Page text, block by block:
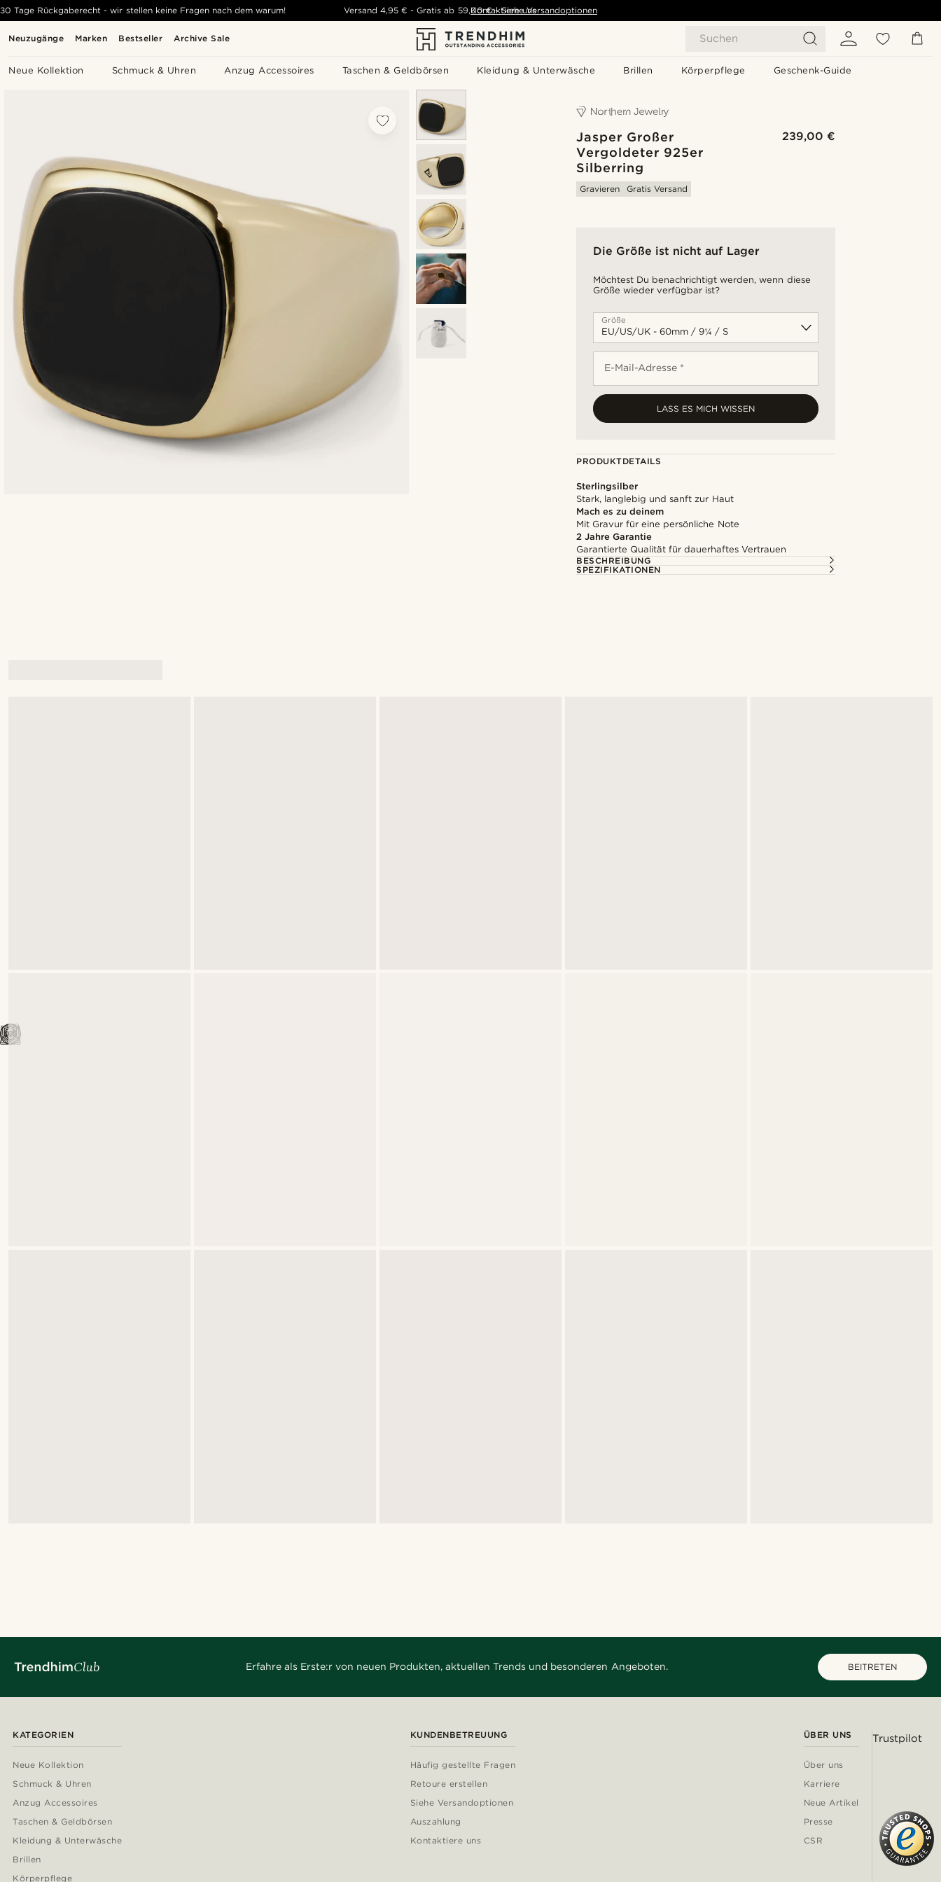
Neuzugänge Marken Bestseller Archive Sale Suchen
Neue Kollektion Schmuck & Uhren Anzug Accessoires Taschen & Geldbörsen Kleidung & Unterwäsche Brillen Körperpflege Geschenk-Guide
30 Tage Rückgaberecht - wir stellen keine Fragen nach dem warum! Versand 4,95 € -Gratis ab 59,00 € - Siehe Versandoptionen
Kontaktiere uns
Jasper Großer
Vergoldeter 925er
Silberring
239,00 €
Gravieren Gratis Versand
Die Größe ist nicht auf Lager
Möchtest Du benachrichtigt werden, wenn diese
Größe wieder verfügbar ist?
Größe
E-Mail-Adresse *
LASS ES MICH WISSEN
PRODUKTDETAILS
Sterlingsilber
Stark, langlebig und sanft zur Haut
Mach es zu deinem
Mit Gravur für eine persönliche Note
2 Jahre Garantie
Garantierte Qualität für dauerhaftes Vertrauen
BESCHREIBUNG
SPEZIFIKATIONEN
Erfahre als Erste:r von neuen Produkten, aktuellen Trends und besonderen Angeboten. BEITRETEN
KATEGORIEN
Neue Kollektion
Schmuck & Uhren
Anzug Accessoires
Taschen & Geldbörsen
Kleidung & Unterwäsche
Brillen
Körperpflege
KUNDENBETREUUNG
Häufig gestellte Fragen
Retoure erstellen
Siehe Versandoptionen
Auszahlung
Kontaktiere uns
ÜBER UNS
Über uns
Karriere
Neue Artikel
Presse
CSR
Trustpilot